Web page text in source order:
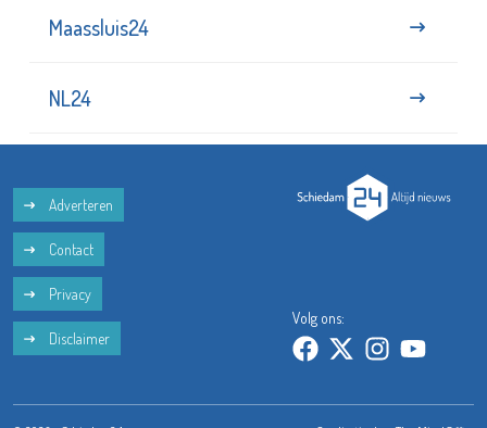
Maassluis24
NL24
Adverteren
Contact
Privacy
Disclaimer
Volg ons: